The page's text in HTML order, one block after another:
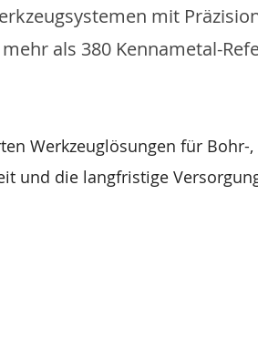
mit
als 380 Kennametal-
Werkzeuglösungen für Bohr-
und die langfristige